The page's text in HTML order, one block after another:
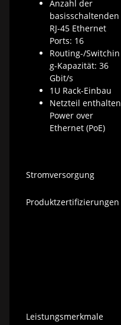
Anzahl der
basisschaltenden
RJ-45 Ethernet
Ports: 16
Routing-/Switchin
g-Kapazität: 36
Gbit/s
1U Rack-Einbau
Netzteil enthalten
Power over
Ethernet (PoE)
Stromversorgung
Produktzertifizierungen
Leistungsmerkmale